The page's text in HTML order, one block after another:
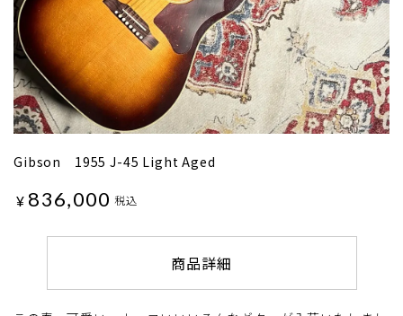
Gibson 1955 J-45 Light Aged
¥ 836,000 税込
商品詳細